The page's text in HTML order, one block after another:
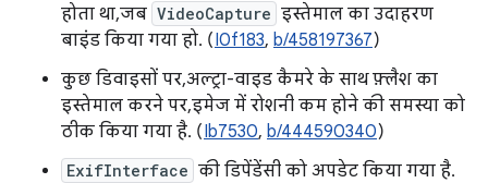
होता था, जब VideoCapture इस्तेमाल का उदाहरण
बाइंड किया गया हो. (I0f183, b/458197367)
कुछ डिवाइसों पर, अल्ट्रा-वाइड कैमरे के साथ फ़्लैश का
इस्तेमाल करने पर, इमेज में रोशनी कम होने की समस्या को
ठीक किया गया है. (Ib7530, b/444590340)
ExifInterface की डिपेंडेंसी को अपडेट किया गया है.